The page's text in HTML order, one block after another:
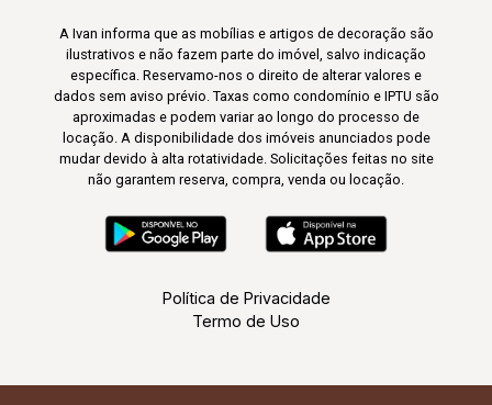
A Ivan informa que as mobílias e artigos de decoração são
ilustrativos e não fazem parte do imóvel, salvo indicação
específica. Reservamo-nos o direito de alterar valores e
dados sem aviso prévio. Taxas como condomínio e IPTU são
aproximadas e podem variar ao longo do processo de
locação. A disponibilidade dos imóveis anunciados pode
mudar devido à alta rotatividade. Solicitações feitas no site
não garantem reserva, compra, venda ou locação.
Política de Privacidade
Termo de Uso